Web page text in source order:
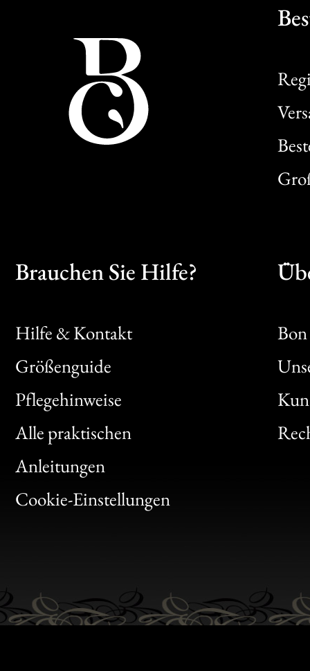
Brauchen Sie Hilfe?
Hilfe & Kontakt
Größenguide
Pflegehinweise
Alle praktischen
Anleitungen
Cookie-Einstellungen
Bon
Clic